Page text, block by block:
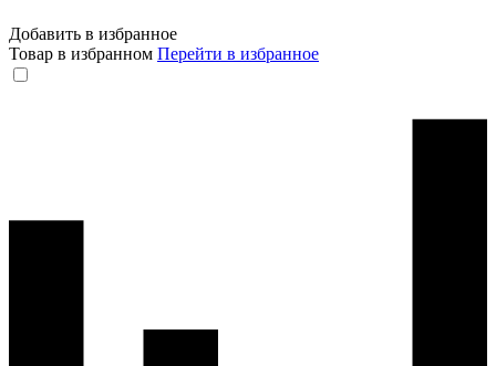
Добавить в избранное
Товар в избранном Перейти в избранное